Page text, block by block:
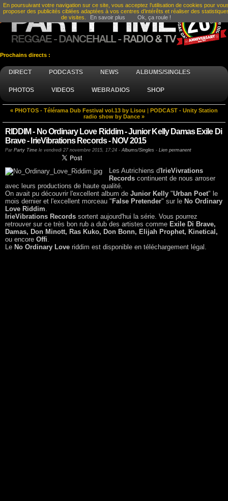
Prochains directs :
DIRECT PODCASTS NEWS ALBUMS/SINGLES
PHOTOS VIDEOS WEBRADIOS SHOP
« PHOTOS - Télérama Dub Festival vol.13 by Lisou
PODCAST - Unity Station
radio show by Dance »
RIDDIM - No Ordinary Love Riddim - Junior Kelly Damas Exile Di
Brave - IrieVibrations Records - NOV 2015
Par Party Time le vendredi 27 novembre 2015, 17:24 -Albums/Singles - Lien permanent
Les Autrichiens d' IrieVivrations
Records continuent de nous arroser
avec leurs productions de haute qualité.
On avait pu découvrir l'excellent album de Junior Kelly "Urban Poet" le
mois dernier et l'excellent morceau " False Pretender" sur le No Ordinary
Love Riddim.
IrieVibrations Records sortent aujourd'hui la série. Vous pourrez
retrouver sur ce très bon rub a dub des artistes comme Exile Di Brave,
Damas, Don Minott, Ras Kuko, Don Bonn, Elijah Prophet, Kinetical,
ou encore Offi.
Le No Ordinary Love riddim est disponible en téléchargement légal.
En poursuivant votre navigation sur ce site, vous acceptez l’utilisation de cookies pour
proposer des publicités ciblées adaptées à vos centres d’intérêts et réaliser des
de visites.
En savoir plus Ok, ça roule !